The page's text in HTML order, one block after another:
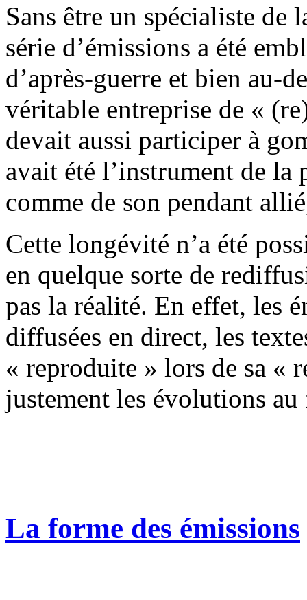
Sans être un spécialiste
série d’émissions a été
d’après-guerre et bien au-
véritable entreprise de «
devait aussi participer à
avait été l’instrument de la
comme de son pendant
Cette longévité n’a été
en quelque sorte de
pas la réalité. En effet, les
diffusées en direct, les
« reproduite » lors de sa «
justement les évolutions
La forme des émissions